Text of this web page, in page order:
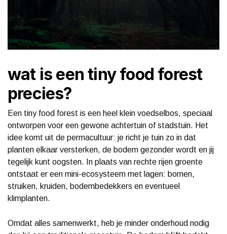
wat is een tiny food forest
precies?
Een tiny food forest is een heel klein voedselbos, speciaal
ontworpen voor een gewone achtertuin of stadstuin. Het
idee komt uit de permacultuur: je richt je tuin zo in dat
planten elkaar versterken, de bodem gezonder wordt en jij
tegelijk kunt oogsten. In plaats van rechte rijen groente
ontstaat er een mini-ecosysteem met lagen: bomen,
struiken, kruiden, bodembedekkers en eventueel
klimplanten.
Omdat alles samenwerkt, heb je minder onderhoud nodig